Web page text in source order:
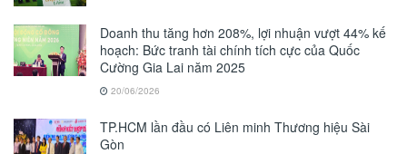
Doanh thu tăng hơn 208%, lợi nhuận vượt 44% kế
hoạch: Bức tranh tài chính tích cực của Quốc
Cường Gia Lai năm 2025
20/06/2026
TP.HCM lần đầu có Liên minh Thương hiệu Sài
Gòn